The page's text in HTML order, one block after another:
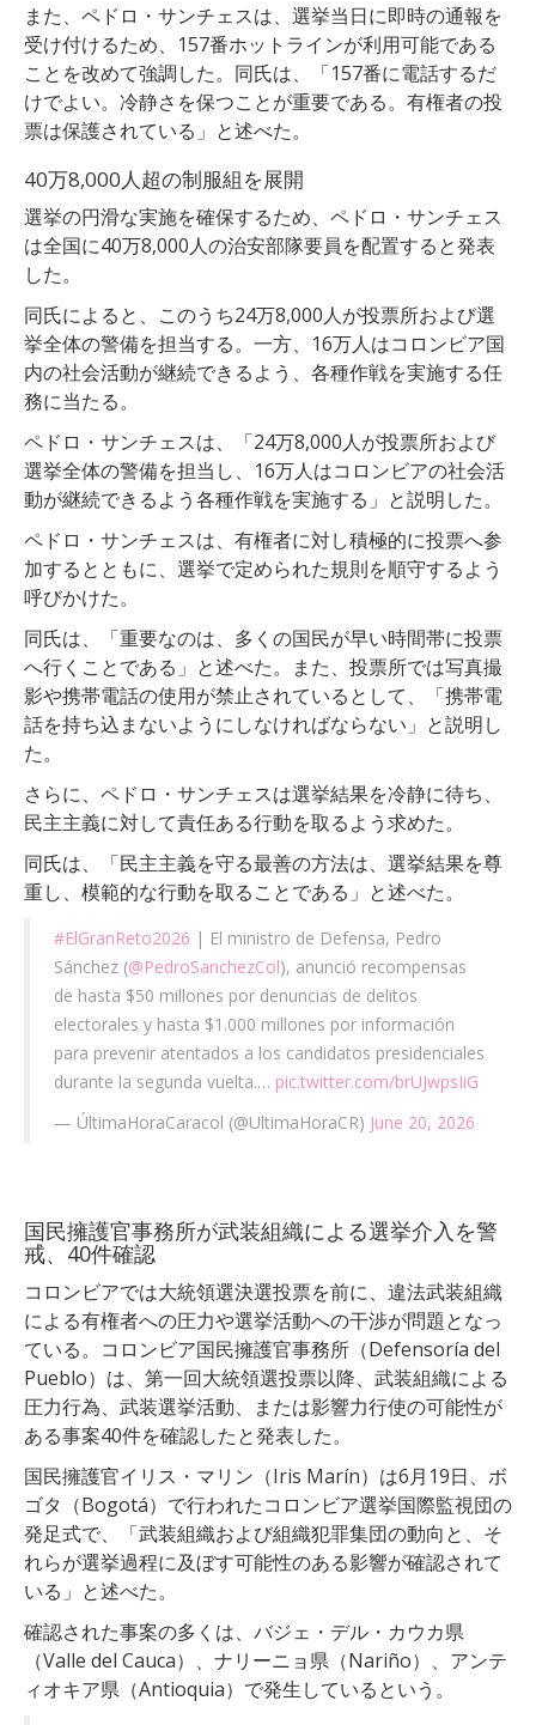
また、ペドロ・サンチェスは、選挙当日に即時の通報を
受け付けるため、157番ホットラインが利用可能である
ことを改めて強調した。同氏は、「157番に電話するだ
けでよい。冷静さを保つことが重要である。有権者の投
票は保護されている」と述べた。
40万8,000人超の制服組を展開
選挙の円滑な実施を確保するため、ペドロ・サンチェス
は全国に40万8,000人の治安部隊要員を配置すると発表
した。
同氏によると、このうち24万8,000人が投票所および選
挙全体の警備を担当する。一方、16万人はコロンビア国
内の社会活動が継続できるよう、各種作戦を実施する任
務に当たる。
ペドロ・サンチェスは、「24万8,000人が投票所および
選挙全体の警備を担当し、16万人はコロンビアの社会活
動が継続できるよう各種作戦を実施する」と説明した。
ペドロ・サンチェスは、有権者に対し積極的に投票へ参
加するとともに、選挙で定められた規則を順守するよう
呼びかけた。
同氏は、「重要なのは、多くの国民が早い時間帯に投票
へ行くことである」と述べた。また、投票所では写真撮
影や携帯電話の使用が禁止されているとして、「携帯電
話を持ち込まないようにしなければならない」と説明し
た。
さらに、ペドロ・サンチェスは選挙結果を冷静に待ち、
民主主義に対して責任ある行動を取るよう求めた。
同氏は、「民主主義を守る最善の方法は、選挙結果を尊
重し、模範的な行動を取ることである」と述べた。
#ElGranReto2026 | El ministro de Defensa, Pedro
Sánchez (@PedroSanchezCol), anunció recompensas
de hasta $50 millones por denuncias de delitos
electorales y hasta $1.000 millones por información
para prevenir atentados a los candidatos presidenciales
durante la segunda vuelta.… pic.twitter.com/brUJwpsIiG
— ÚltimaHoraCaracol (@UltimaHoraCR) June 20, 2026
国民擁護官事務所が武装組織による選挙介入を警
戒、40件確認
コロンビアでは大統領選決選投票を前に、違法武装組織
による有権者への圧力や選挙活動への干渉が問題となっ
ている。コロンビア国民擁護官事務所（Defensoría del
Pueblo）は、第一回大統領選投票以降、武装組織による
圧力行為、武装選挙活動、または影響力行使の可能性が
ある事案40件を確認したと発表した。
国民擁護官イリス・マリン（Iris Marín）は6月19日、ボ
ゴタ（Bogotá）で行われたコロンビア選挙国際監視団の
発足式で、「武装組織および組織犯罪集団の動向と、そ
れらが選挙過程に及ぼす可能性のある影響が確認されて
いる」と述べた。
確認された事案の多くは、バジェ・デル・カウカ県
（Valle del Cauca）、ナリーニョ県（Nariño）、アンテ
ィオキア県（Antioquia）で発生しているという。